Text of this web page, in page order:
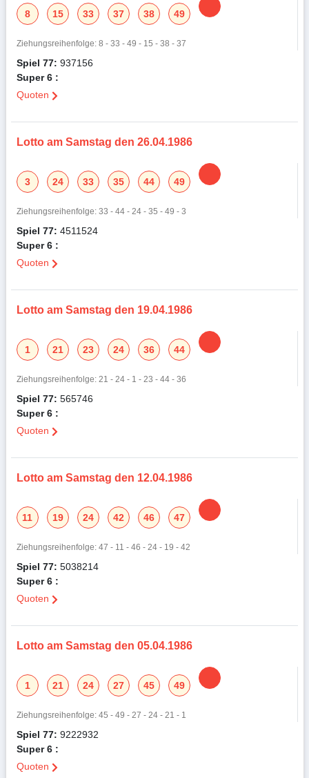
8 15 33 37 38 49
Ziehungsreihenfolge: 8 - 33 - 49 - 15 - 38 - 37
Spiel 77: 937156
Super 6 :
Quoten
Lotto am Samstag den 26.04.1986
3 24 33 35 44 49
Ziehungsreihenfolge: 33 - 44 - 24 - 35 - 49 - 3
Spiel 77: 4511524
Super 6 :
Quoten
Lotto am Samstag den 19.04.1986
1 21 23 24 36 44
Ziehungsreihenfolge: 21 - 24 - 1 - 23 - 44 - 36
Spiel 77: 565746
Super 6 :
Quoten
Lotto am Samstag den 12.04.1986
11 19 24 42 46 47
Ziehungsreihenfolge: 47 - 11 - 46 - 24 - 19 - 42
Spiel 77: 5038214
Super 6 :
Quoten
Lotto am Samstag den 05.04.1986
1 21 24 27 45 49
Ziehungsreihenfolge: 45 - 49 - 27 - 24 - 21 - 1
Spiel 77: 9222932
Super 6 :
Quoten